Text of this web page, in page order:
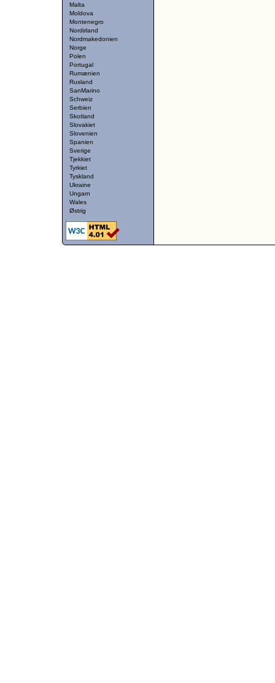
Malta
Moldova
Montenegro
Nordirland
Nordmakedonien
Norge
Polen
Portugal
Rumænien
Rusland
SanMarino
Schweiz
Serbien
Skotland
Slovakiet
Slovenien
Spanien
Sverige
Tjekkiet
Tyrkiet
Tyskland
Ukraine
Ungarn
Wales
Østrig